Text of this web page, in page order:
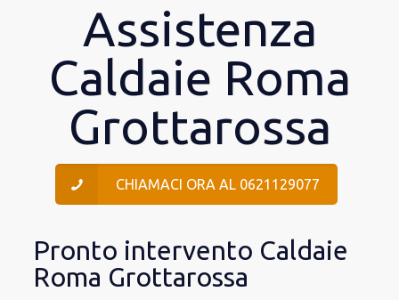
Assistenza
Caldaie Roma
Grottarossa
CHIAMACI ORA AL 0621129077
Pronto intervento Caldaie
Roma Grottarossa